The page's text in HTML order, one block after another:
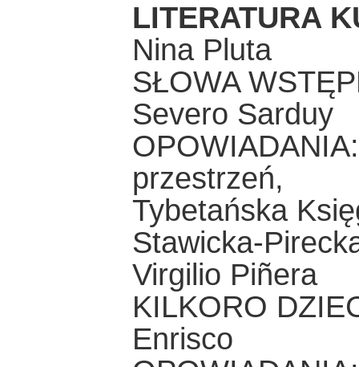
LITERATURA
Nina Pluta
SŁOWA
Severo Sarduy
przestrzeń,
Tybetańska
Stawicka-
Virgilio Piñera
KILKORO
Enrisco